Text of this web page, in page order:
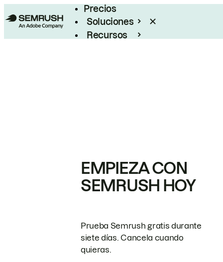
Precios
Soluciones
Recursos
EMPIEZA CON
SEMRUSH HOY
Prueba Semrush gratis durante
siete días. Cancela cuando
quieras.